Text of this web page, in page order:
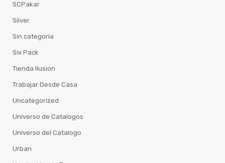
SCPakar
Silver
Sin categoría
Six Pack
Tienda Ilusion
Trabajar Desde Casa
Uncategorized
Universo de Catalogos
Universo del Catalogo
Urban